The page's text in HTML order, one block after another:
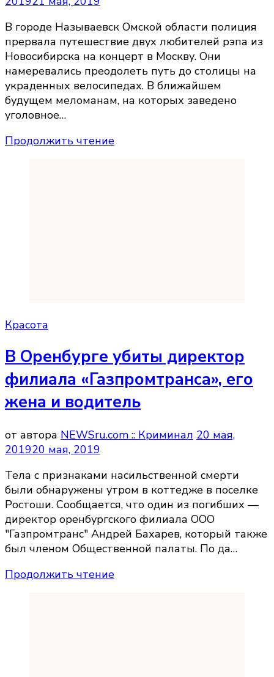
В городе Называевск Омской области полиция
прервала путешествие двух любителей рэпа из
Новосибирска на концерт в Москву. Они
намеревались преодолеть путь до столицы на
украденных велосипедах. В ближайшем
будущем меломанам, на которых заведено
уголовное…
Продолжить чтение
Красота
В Оренбурге убиты директор
филиала «Газпромтранса», его
жена и водитель
от автора NEWSru.com :: Криминал 20 мая,
201920 мая, 2019
Тела с признаками насильственной смерти
были обнаружены утром в коттедже в поселке
Ростоши. Сообщается, что один из погибших —
директор оренбургского филиала ООО
"Газпромтранс" Андрей Бахарев, который также
был членом Общественной палаты. По да…
Продолжить чтение